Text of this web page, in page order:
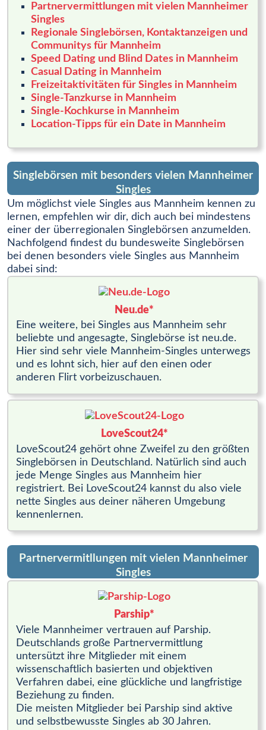
Partnervermittlungen mit vielen Mannheimer
Singles
Regionale Singlebörsen, Kontaktanzeigen und
Communitys für Mannheim
Speed Dating und Blind Dates in Mannheim
Casual Dating in Mannheim
Freizeitaktivitäten für Singles in Mannheim
Single-Tanzkurse in Mannheim
Single-Kochkurse in Mannheim
Location-Tipps für ein Date in Mannheim
Singlebörsen mit besonders vielen Mannheimer
Singles
Um möglichst viele Singles aus Mannheim kennen zu
lernen, empfehlen wir dir, dich auch bei mindestens
einer der überregionalen Singlebörsen anzumelden.
Nachfolgend findest du bundesweite Singlebörsen
bei denen besonders viele Singles aus Mannheim
dabei sind:
Neu.de*
Eine weitere, bei Singles aus Mannheim sehr
beliebte und angesagte, Singlebörse ist neu.de.
Hier sind sehr viele Mannheim-Singles unterwegs
und es lohnt sich, hier auf den einen oder
anderen Flirt vorbeizuschauen.
LoveScout24*
LoveScout24 gehört ohne Zweifel zu den größten
Singlebörsen in Deutschland. Natürlich sind auch
jede Menge Singles aus Mannheim hier
registriert. Bei LoveScout24 kannst du also viele
nette Singles aus deiner näheren Umgebung
kennenlernen.
Partnervermitllungen mit vielen Mannheimer
Singles
Parship*
Viele Mannheimer vertrauen auf Parship.
Deutschlands große Partnervermittlung
untersützt ihre Mitglieder mit einem
wissenschaftlich basierten und objektiven
Verfahren dabei, eine glückliche und langfristige
Beziehung zu finden.
Die meisten Mitglieder bei Parship sind aktive
und selbstbewusste Singles ab 30 Jahren.